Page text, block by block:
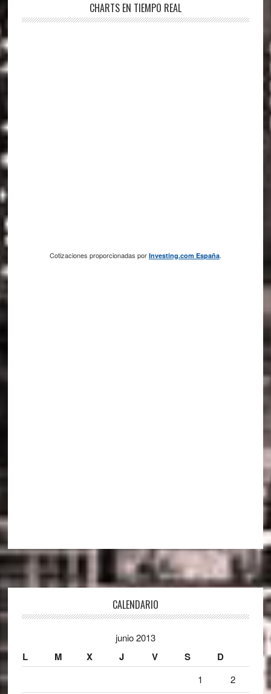
CHARTS EN TIEMPO REAL
Cotizaciones proporcionadas por Investing.com España.
CALENDARIO
junio 2013
L M X J V S D
1 2